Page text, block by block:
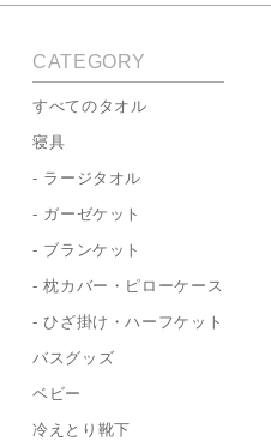
CATEGORY
すべてのタオル
寝具
- ラージタオル
- ガーゼケット
- ブランケット
- 枕カバー・ピローケース
- ひざ掛け・ハーフケット
バスグッズ
ベビー
冷えとり靴下